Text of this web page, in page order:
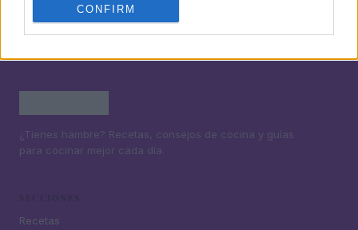
CONFIRM
¿Tienes hambre? Recetas, consejos de cocina y guías
para cocinar mejor cada día.
Recetas